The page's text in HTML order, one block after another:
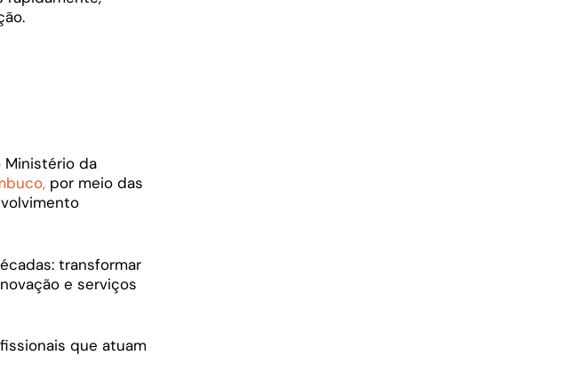
Ministério da
por meio das
transformar
e serviços
que atuam